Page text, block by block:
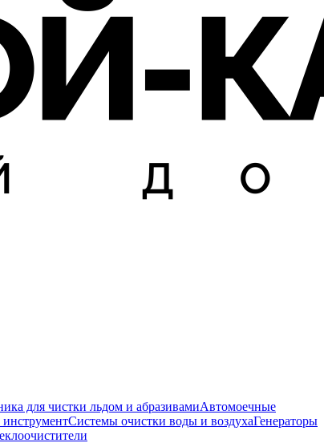
для чистки льдом и абразивамиАвтомоечные
инструментСистемы очистки воды и воздухаГенераторы